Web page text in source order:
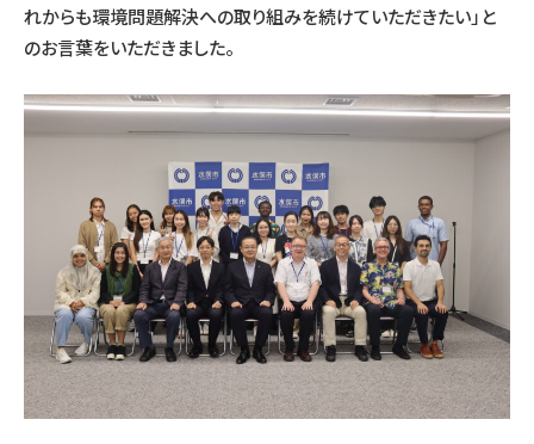
れからも環境問題解決への取り組みを続けていただきたい」と
のお言葉をいただきました。